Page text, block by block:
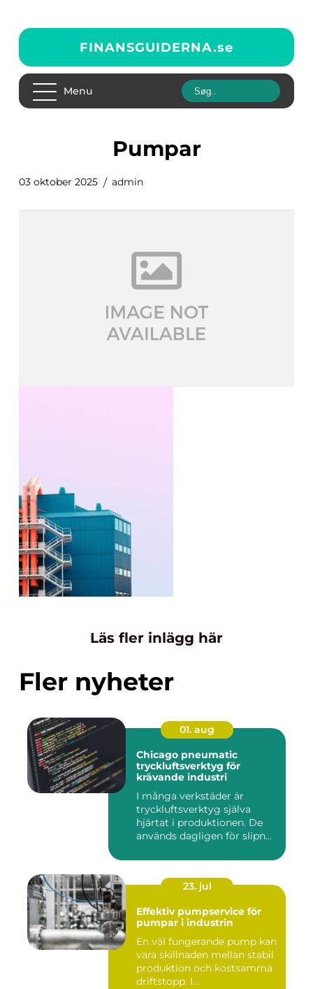
FINANSGUIDERNA.se
Menu
pumpar
03 oktober 2025 admin
Läs fler inlägg här
Fler nyheter
01. aug
Chicago pneumatic
tryckluftsverktyg för
krävande industri
I många verkstäder är
tryckluftsverktyg själva
hjärtat i produktionen. De
används dagligen för slipn...
23. jul
Effektiv pumpservice för
pumpar i industrin
En väl fungerande pump kan
vara skillnaden mellan stabil
produktion och kostsamma
driftstopp. I...